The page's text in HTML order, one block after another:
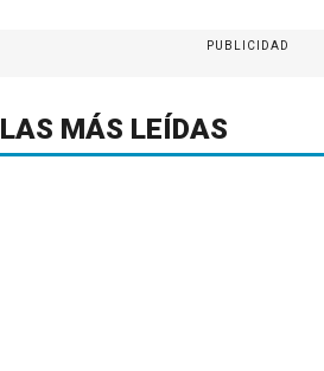
PUBLICIDAD
LAS MÁS LEÍDAS